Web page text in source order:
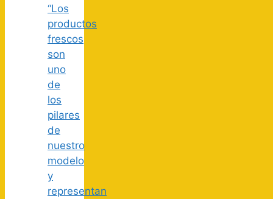
“Los
productos
frescos
son
uno
de
los
pilares
de
nuestro
modelo
y
representan